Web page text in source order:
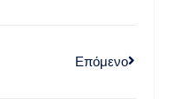
Επόμενο